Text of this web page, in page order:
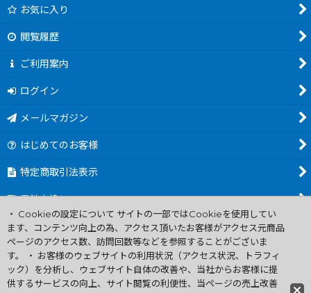
お気に入り
閲覧履歴
ご利用案内
ログイン
メールマガジン
はじめてのお客様
特定商取引法表示
電池交換について
商品カテゴリ一覧
Worldwide Shipping Guide
・ Cookieの設定について サイトの一部ではCookieを使用してい
ます、コンテンツ向上の為、アクセス頂いたお客様がアクセス元商品
ページのアクセス数、訪問回数等などを参照することがございま
す。 ・ お客様のウェブサイトの利用状況（アクセス状況、トラフィ
ック）を分析し、ウェブサイト自体の改善や、当社からお客様に提
供するサービスの向上、サイト閲覧の利便性、当ページの売上改善